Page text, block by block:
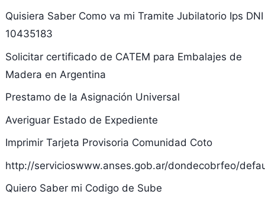
Quisiera Saber Como va mi Tramite Jubilatorio Ips DNI
10435183
Solicitar certificado de CATEM para Embalajes de
Madera en Argentina
Prestamo de la Asignación Universal
Averiguar Estado de Expediente
Imprimir Tarjeta Provisoria Comunidad Coto
http://servicioswww.anses.gob.ar/dondecobrfeo/
Quiero Saber mi Codigo de Sube